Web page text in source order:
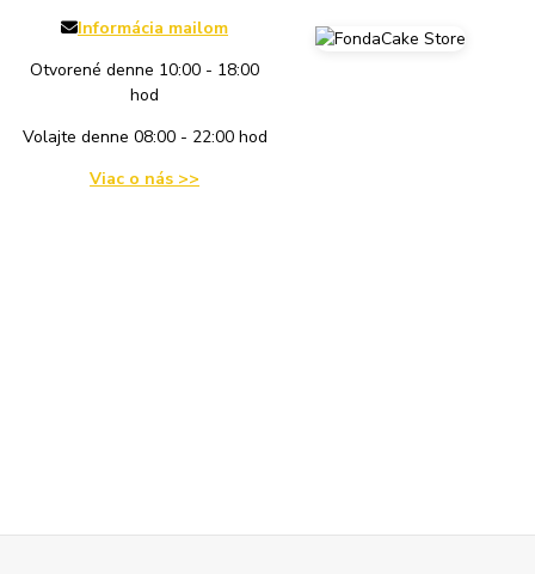
Informácia mailom
Otvorené denne 10:00 - 18:00
hod
Volajte denne 08:00 - 22:00 hod
Viac o nás >>